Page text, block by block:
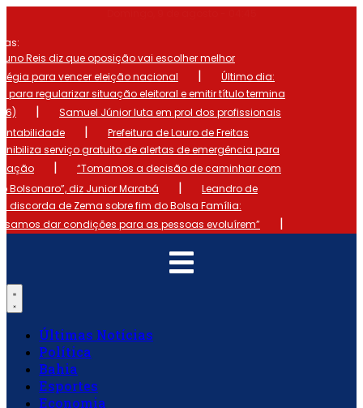
o
conteúdo
Reis diz que oposição vai escolher melhor
para vencer eleição nacional
|
Último dia:
para regularizar situação eleitoral e emitir título termina
|
Samuel Júnior luta em prol dos profissionais
|
Prefeitura de Lauro de Freitas
serviço gratuito de alertas de emergência para
|
“Tomamos a decisão de caminhar com
Bolsonaro”, diz Junior Marabá
|
Leandro de
discorda de Zema sobre fim do Bolsa Família:
dar condições para as pessoas evoluírem”
|
Últimas Notícias
Política
Bahia
Esportes
Economia